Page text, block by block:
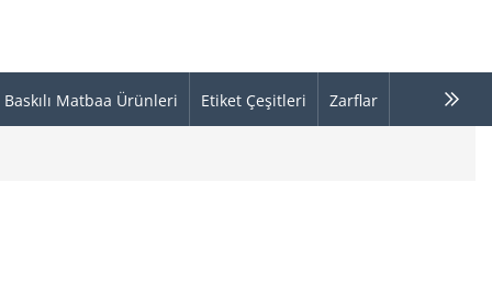
Baskılı Matbaa Ürünleri Etiket Çeşitleri Zarflar